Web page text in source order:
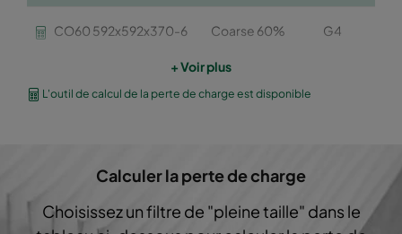
CO60 592x592x370-6 Coarse 60% G4
CO60 592x490x370-6 Coarse 60%
CO60 592x287x370-6 Coarse 60% G4
+ Voir plus
L'outil de calcul de la perte de charge est disponible
Calculer la perte de charge
Choisissez un filtre de "pleine taille" dans le